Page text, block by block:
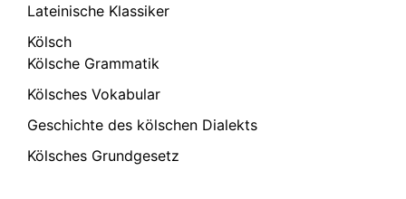
Lateinische Klassiker
Kölsch
Kölsche Grammatik
Kölsches Vokabular
Geschichte des kölschen Dialekts
Kölsches Grundgesetz